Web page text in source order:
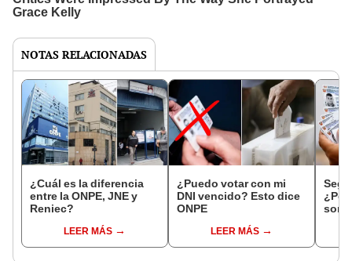
NOTAS RELACIONADAS
¿Cuál es la diferencia
entre la ONPE, JNE y
Reniec?
LEER MÁS
¿Puedo votar con mi
DNI vencido? Esto dice
ONPE
LEER MÁS
son
de